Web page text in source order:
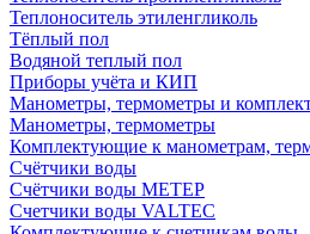
Теплоноситель этиленгликоль
Тёплый пол
Водяной теплый пол
Приборы учёта и КИП
Манометры, термометры и
Манометры, термометры
Комплектующие к манометрам,
Счётчики воды
Счётчики воды МЕТЕР
Счетчики воды VALTEC